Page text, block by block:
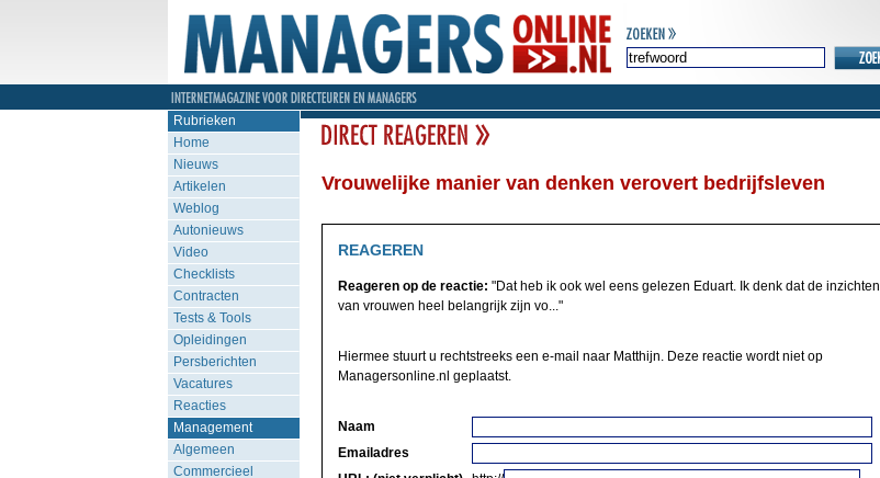
Rubrieken
Home
Nieuws
Artikelen
Weblog
Autonieuws
Video
Checklists
Contracten
Tests & Tools
Opleidingen
Persberichten
Vacatures
Reacties
Management
Algemeen
Commercieel
Vrouwelijke manier van denken verovert bedrijfsleven
REAGEREN
Reageren op de reactie: "Dat heb ik ook wel eens gelezen Eduart. Ik denk dat de inzichten
van vrouwen heel belangrijk zijn vo..."
Hiermee stuurt u rechtstreeks een e-mail naar Matthijn. Deze reactie wordt niet op
Managersonline.nl geplaatst.
Naam
Emailadres